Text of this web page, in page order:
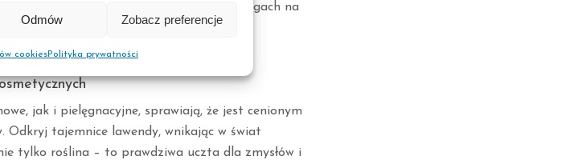
Odmów Zobacz preferencje
cookiesPolityka prywatności
lawenda może być stosowana w zabiegach na
i oczyszczających robi z niej idealnego
jak i pielęgnacyjne, sprawiają, że jest cenionym
Odkryj tajemnice lawendy, wnikając w świat
tylko roślina – to prawdziwa uczta dla zmysłów i